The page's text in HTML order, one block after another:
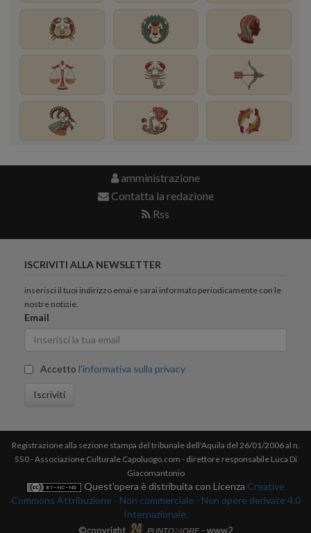
amministrazione
Contatta la redazione
Rss
ISCRIVITI ALLA NEWSLETTER
inserisci il tuoi indirizzo emai e sarai informato periodicamente con le
nostre notizie.
Email
Accetto l'informativa sulla privacy
Iscriviti
Registrazione alla sezione stampa del tribunale dell'Aquila del 26/01/2006 al n.
550 - Associazione Culturale Capoluogo.com - direttore responsabile Luca Di
Giacomantonio
Quest'opera è distribuita con Licenza Creative
Commons Attribuzione - Non commerciale - Non opere derivate 4.0
Internazionale.
©copyright PUNTO24ORE- www2